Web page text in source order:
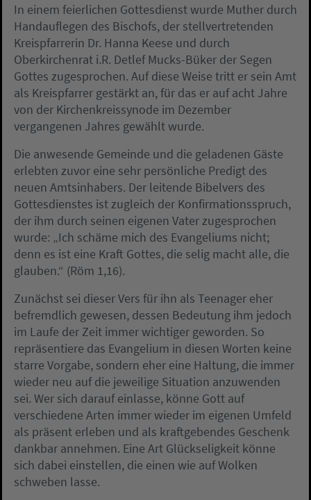
In einem feierlichen Gottesdienst wurde Muther durch
Handauflegen des Bischofs, der stellvertretenden
Kreispfarrerin Dr. Hanna Keese und durch
Oberkirchenrat i.R. Detlef Mucks-Büker der Segen
Gottes zugesprochen. Auf diese Weise tritt er sein Amt
als Kreispfarrer gestärkt an, für das er auf acht Jahre
von der Kirchenkreissynode im Dezember
vergangenen Jahres gewählt wurde.
Die anwesende Gemeinde und die geladenen Gäste
erlebten zuvor eine sehr persönliche Predigt des
neuen Amtsinhabers. Der leitende Bibelvers des
Gottesdienstes ist zugleich der Konfirmationsspruch,
der ihm durch seinen eigenen Vater zugesprochen
wurde: „Ich schäme mich des Evangeliums nicht;
denn es ist eine Kraft Gottes, die selig macht alle, die
glauben.“ (Röm 1,16).
Zunächst sei dieser Vers für ihn als Teenager eher
befremdlich gewesen, dessen Bedeutung ihm jedoch
im Laufe der Zeit immer wichtiger geworden. So
repräsentiere das Evangelium in diesen Worten keine
starre Vorgabe, sondern eher eine Haltung, die immer
wieder neu auf die jeweilige Situation anzuwenden
sei. Wer sich darauf einlasse, könne Gott auf
verschiedene Arten immer wieder im eigenen Umfeld
als präsent erleben und als kraftgebendes Geschenk
dankbar annehmen. Eine Art Glückseligkeit könne
sich dabei einstellen, die einen wie auf Wolken
schweben lasse.